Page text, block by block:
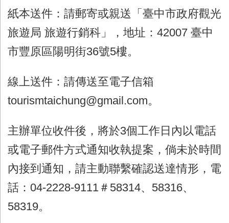
紙本送件：請郵寄或親送「臺中市政府觀光
旅遊局 旅遊行銷科」，地址： 42007 臺中
市豐原區陽明街36號5樓。
線上送件：請傳送至電子信箱
tourismtaichung@gmail.com。
主辦單位收件後，將於3個工作日內以電話
或電子郵件方式通知收執提案，倘未於時間
內接到通知，請主動聯繫確認送達情形，電
話： 04-2228-9111 ＃ 58314、 58316、
58319。